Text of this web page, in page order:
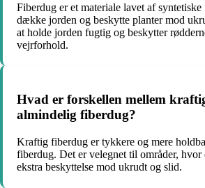
Fiberdug er et materiale lavet af
dække jorden og beskytte planter mod
at holde jorden fugtig og beskytter
vejrforhold.
Hvad er forskellen mellem
almindelig fiberdug?
Kraftig fiberdug er tykkere og mere
fiberdug. Det er velegnet til områder, hvor
ekstra beskyttelse mod ukrudt og slid.